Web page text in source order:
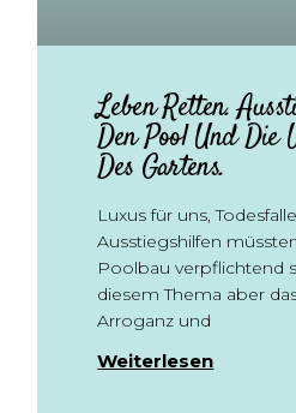
Leben Retten.
Den Pool Und Die
Des Gartens.
Luxus für uns,
Ausstiegshilfen
Poolbau verpflichtend
diesem Thema aber
Arroganz und
Weiterlesen